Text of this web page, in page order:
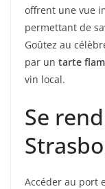
offrent une vue
permettant de
Goûtez au
par un tarte
vin local.
Se
Accéder au port